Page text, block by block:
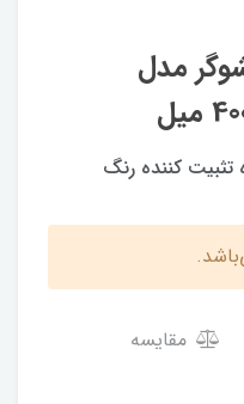
مدل
تثبیت کننده رنگ
مقایسه